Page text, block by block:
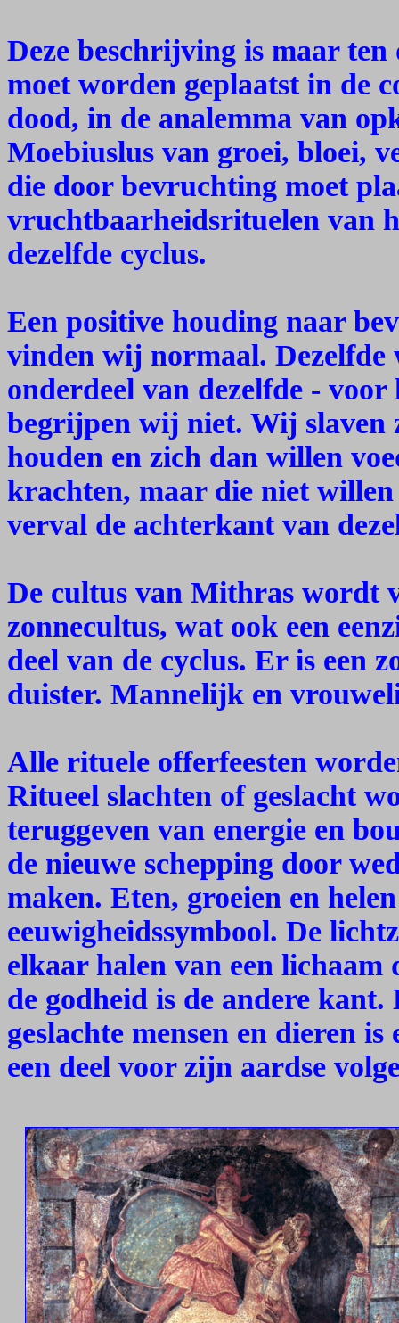
Deze beschrijving is maar
moet worden geplaatst in de
dood, in de analemma van
Moebiuslus van groei, bloei,
die door bevruchting moet
vruchtbaarheidsrituelen van
dezelfde cyclus.
Een positive houding naar
vinden wij normaal.
onderdeel van dezelfde - voor
begrijpen wij niet. Wij slaven
houden en zich dan willen
krachten, maar die niet
verval de achterkant van
De cultus van Mithras wordt
zonnecultus, wat ook een
deel van de cyclus. Er is een
duister. Mannelijk en
Alle rituele offerfeesten
Ritueel slachten of geslacht
teruggeven van energie en
de nieuwe schepping door
maken. Eten, groeien en
eeuwigheidssymbool. De
elkaar halen van een
de godheid is de andere
geslachte mensen en dieren
een deel voor zijn aardse